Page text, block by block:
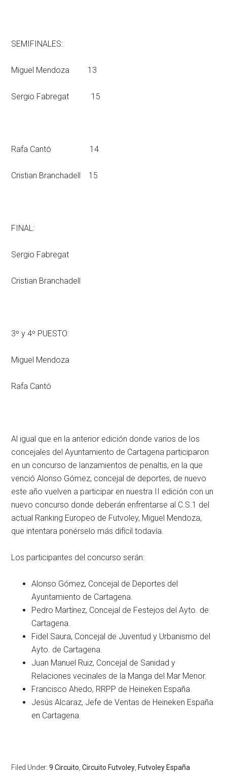
SEMIFINALES:
Miguel Mendoza 13
Sergio Fabregat 15
Rafa Cantó 14
Cristian Branchadell 15
FINAL:
Sergio Fabregat
Cristian Branchadell
3º y 4º PUESTO:
Miguel Mendoza
Rafa Cantó
Al igual que en la anterior edición donde varios de los
concejales del Ayuntamiento de Cartagena participaron
en un concurso de lanzamientos de penaltis, en la que
venció Alonso Gómez, concejal de deportes, de nuevo
este año vuelven a participar en nuestra II edición con un
nuevo concurso donde deberán enfrentarse al C.S.1 del
actual Ranking Europeo de Futvoley, Miguel Mendoza,
que intentara ponérselo más difícil todavía.
Los participantes del concurso serán:
Alonso Gómez, Concejal de Deportes del
Ayuntamiento de Cartagena.
Pedro Martínez, Concejal de Festejos del Ayto. de
Cartagena.
Fidel Saura, Concejal de Juventud y Urbanismo del
Ayto. de Cartagena.
Juan Manuel Ruiz, Concejal de Sanidad y
Relaciones vecinales de la Manga del Mar Menor.
Francisco Ahedo, RRPP de Heineken España.
Jesús Alcaraz, Jefe de Ventas de Heineken España
en Cartagena.
Filed Under:9 Circuito ,Circuito Futvoley Futvoley España